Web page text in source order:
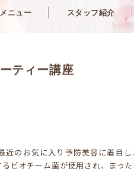
メニュー スタッフ紹介
ティー講座
近のお気に入り予防美容に着目
ビオチーム菌が使用され、まっ